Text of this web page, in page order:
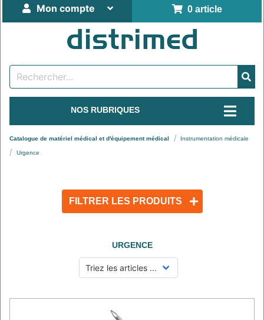
0 article
Mon compte
NOS RUBRIQUES
Catalogue de matériel médical et d'équipement médical Instrumentation médicale
Urgence
FILTRER LES PRODUITS
URGENCE